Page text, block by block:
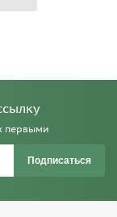
первыми
Подписаться